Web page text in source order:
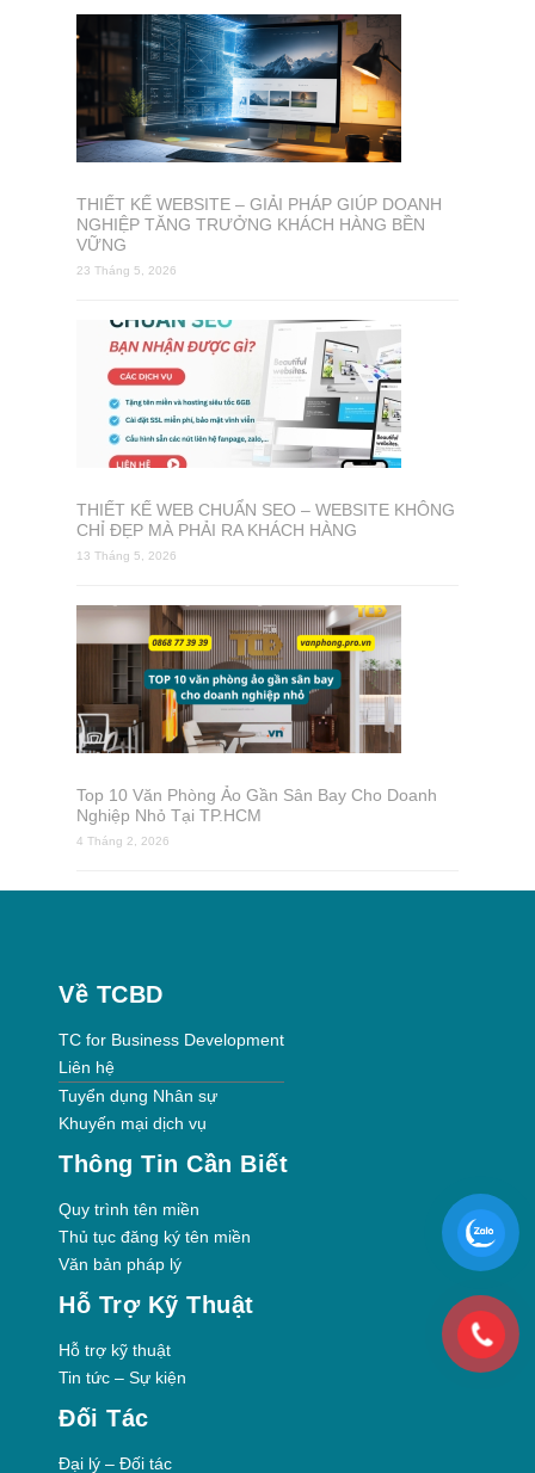
THIẾT KẾ WEBSITE – GIẢI PHÁP GIÚP DOANH
NGHIỆP TĂNG TRƯỞNG KHÁCH HÀNG BỀN
VỮNG
23 Tháng 5, 2026
THIẾT KẾ WEB CHUẨN SEO – WEBSITE KHÔNG
CHỈ ĐẸP MÀ PHẢI RA KHÁCH HÀNG
13 Tháng 5, 2026
Top 10 Văn Phòng Ảo Gần Sân Bay Cho Doanh
Nghiệp Nhỏ Tại TP.HCM
4 Tháng 2, 2026
Về TCBD
TC for Business Development
Liên hệ
Tuyển dụng Nhân sự
Khuyến mại dịch vụ
Thông Tin Cần Biết
Quy trình tên miền
Thủ tục đăng ký tên miền
Văn bản pháp lý
Hỗ Trợ Kỹ Thuật
Hỗ trợ kỹ thuật
Tin tức – Sự kiện
Đối Tác
Đại lý – Đối tác